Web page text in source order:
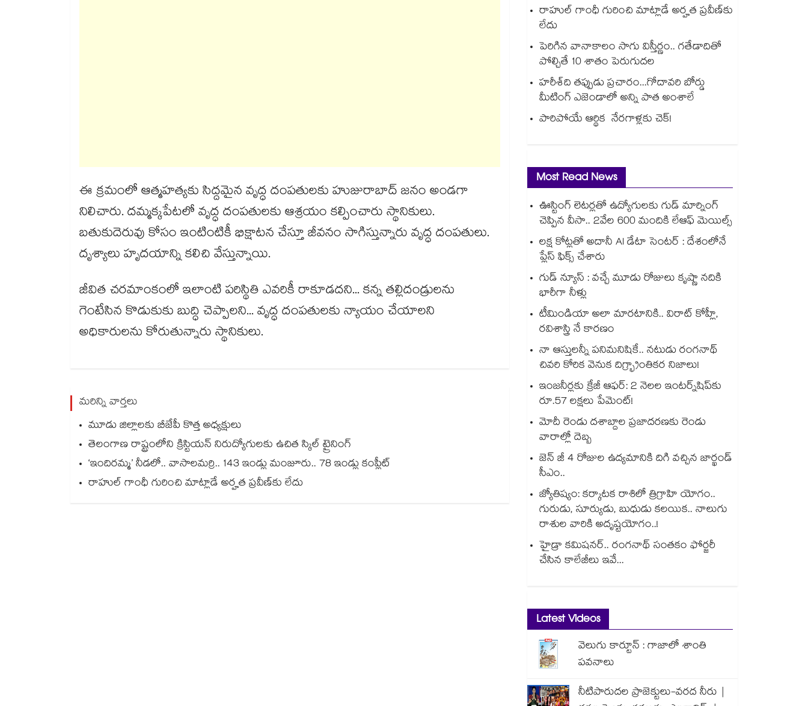
ఈ క్రమంలో ఆత్మహత్యకు సిద్దమైన వృద్ధ దంపతులకు హుజురాబాద్ జనం అండగా
నిలిచారు. దమ్మక్కపేటలో వృద్ధ దంపతులకు ఆశ్రయం కల్పించారు స్థానికులు.
బతుకుదెరువు కోసం ఇంటింటికీ భిక్షాటన చేస్తూ జీవనం సాగిస్తున్నారు వృద్ధ దంపతులు.
దృశ్యాలు హృదయాన్ని కలిచి వేస్తున్నాయి.
జీవిత చరమాంకంలో ఇలాంటి పరిస్థితి ఎవరికీ రాకూడదని... కన్న తల్లిదండ్రులను
గెంటేసిన కొడుకుకు బుద్ధి చెప్పాలని... వృద్ధ దంపతులకు న్యాయం చేయాలని
అధికారులను కోరుతున్నారు స్థానికులు.
మరిన్ని వార్తలు
మూడు జిల్లాలకు బీజేపీ కొత్త అధ్యక్షులు
తెలంగాణ రాష్ట్రంలోని క్రిస్టియన్ నిరుద్యోగులకు ఉచిత స్కిల్ ట్రైనింగ్
‘ఇందిరమ్మ’ నీడలో.. వాసాలమర్రి.. 143 ఇండ్లు మంజూరు.. 78 ఇండ్లు కంప్లీట్
రాహుల్ గాంధీ గురించి మాట్లాడే అర్హత ప్రవీణ్‌‌‌‌కు లేదు
రాహుల్ గాంధీ గురించి మాట్లాడే అర్హత ప్రవీణ్‌‌‌‌కు
లేదు
పెరిగిన వానాకాలం సాగు విస్తీర్ణం.. గతేడాదితో
పోల్చితే 10 శాతం పెరుగుదల
హరీశ్‌‌‌‌ది తప్పుడు ప్రచారం...గోదావరి బోర్డు
మీటింగ్ ఎజెండాలో అన్ని పాత అంశాలే
పారిపోయే ఆర్థిక నేరగాళ్లకు చెక్!
Most Read News
ఊస్టింగ్ లెటర్లతో ఉద్యోగులకు గుడ్ మార్నింగ్
చెప్పిన వీసా.. 2వేల 600 మందికి లేఆఫ్ మెయిల్స్
లక్ష కోట్లతో అదానీ AI డేటా సెంటర్ : దేశంలోనే
ప్లేస్ ఫిక్స్ చేశారు
గుడ్ న్యూస్ : వచ్చే మూడు రోజులు కృష్ణా నదికి
భారీగా నీళ్లు
టీమిండియా అలా మారటానికి.. విరాట్ కోహ్లీ,
రవిశాస్త్రి నే కారణం
నా ఆస్తులన్నీ పనిమనిషికే.. నటుడు రంగనాథ్
చివరి కోరిక వెనుక దిగ్భ్రాంతికర నిజాలు!
ఇంజనీర్లకు క్రేజీ ఆఫర్: 2 నెలల ఇంటర్న్‌షిప్‌కు
రూ.57 లక్షలు పేమెంట్!
మోదీ రెండు దశాబ్దాల ప్రజాదరణకు రెండు
వారాల్లో దెబ్బ
జెన్ జీ 4 రోజుల ఉద్యమానికి దిగి వచ్చిన జార్ఖండ్
సీఎం..
జ్యోతిష్యం: కర్కాటక రాశిలో త్రిగ్రాహి యోగం..
గురుడు, సూర్యుడు, బుధుడు కలయిక.. నాలుగు
రాశుల వారికి అదృష్టయోగం..!
హైడ్రా కమిషనర్.. రంగనాథ్ సంతకం ఫోర్జరీ
చేసిన కాలేజీలు ఇవే...
Latest Videos
వెలుగు కార్టూన్ : గాజాలో శాంతి
పవనాలు
నీటిపారుదల ప్రాజెక్టులు-వరద నీరు |